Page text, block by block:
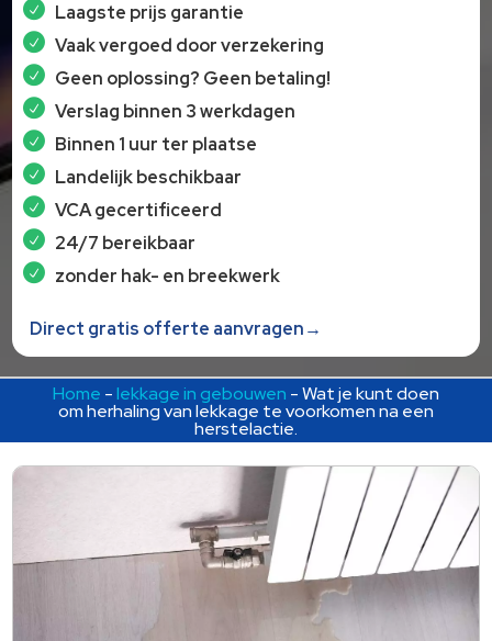
Laagste prijs garantie
Vaak vergoed door verzekering
Geen oplossing? Geen betaling!
Verslag binnen 3 werkdagen
Binnen 1 uur ter plaatse
Landelijk beschikbaar
VCA gecertificeerd
24/7 bereikbaar
zonder hak- en breekwerk
Direct gratis offerte aanvragen→
Home -lekkage in gebouwen -Wat je kunt doen
om herhaling van lekkage te voorkomen na een
herstelactie.